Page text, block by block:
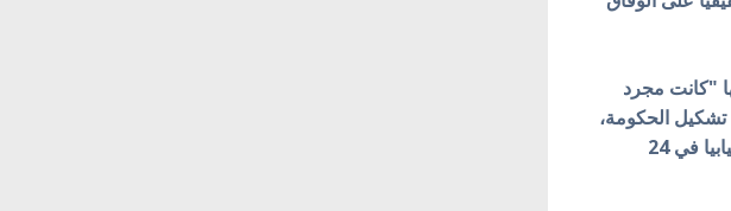
"كانت مجرد
تشكيل الحكومة،
مرورا بالتأليف السريع قياسا على تأليف الحكومات السابقة، وصولا الى نيلها ثقة معلبة سياسيا ونيابيا في 24